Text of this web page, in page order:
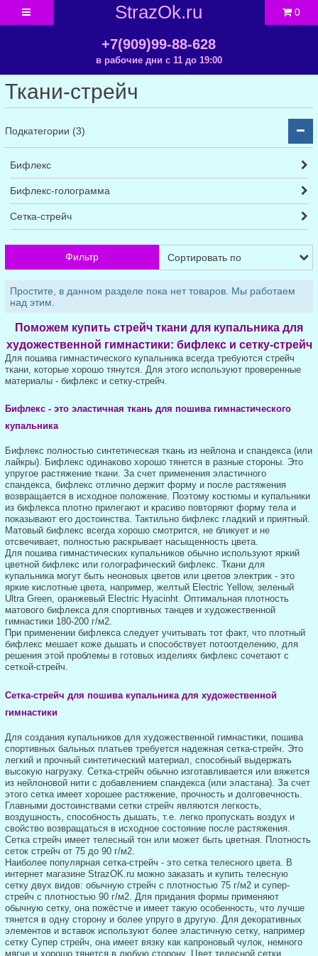
StrazOk.ru
+7(909)99-88-628
в рабочие дни с 11 до 19:00
0
Ткани-стрейч
Подкатегории (3)
Бифлекс
Бифлекс-голограмма
Сетка-стрейч
Фильтр
Простите, в данном разделе пока нет товаров. Мы работаем
над этим.
Поможем купить стрейч ткани для купальника для
художественной гимнастики: бифлекс и сетку-стрейч
Для пошива гимнастического купальника всегда требуются стрейч
ткани, которые хорошо тянутся. Для этого используют проверенные
материалы - бифлекс и сетку-стрейч.
Бифлекс - это эластичная ткань для пошива гимнастического
купальника
Бифлекс полностью синтетическая ткань из нейлона и спандекса (или
лайкры). Бифлекс одинаково хорошо тянется в разные стороны. Это
упругое растяжение ткани. За счет применения эластичного
спандекса, бифлекс отлично держит форму и после растяжения
возвращается в исходное положение. Поэтому костюмы и купальники
из бифлекса плотно прилегают и красиво повторяют форму тела и
показывают его достоинства. Тактильно бифлекс гладкий и приятный.
Матовый бифлекс всегда хорошо смотрится, не бликует и не
отсвечивает, полностью раскрывает насыщенность цвета.
Для пошива гимнастических купальников обычно используют яркий
цветной бифлекс или голографический бифлекс. Ткани для
купальника могут быть неоновых цветов или цветов электрик - это
яркие кислотные цвета, например, желтый Electric Yellow, зеленый
Ultra Green, оранжевый Electric Hyacinht. Оптимальная плотность
матового бифлекса для спортивных танцев и художественной
гимнастики 180-200 г/м2.
При применении бифлекса следует учитывать тот факт, что плотный
бифлекс мешает коже дышать и способствует потоотделению, для
решения этой проблемы в готовых изделиях бифлекс сочетают с
сеткой-стрейч.
Сетка-стрейч для пошива купальника для художественной
гимнастики
Для создания купальников для художественной гимнастики, пошива
спортивных бальных платьев требуется надежная сетка-стрейч. Это
легкий и прочный синтетический материал, способный выдержать
высокую нагрузку. Сетка-стрейч обычно изготавливается или вяжется
из нейлоновой нити с добавлением спандекса (или эластана). За счет
этого сетка имеет хорошее растяжение, прочность и долговечность.
Главными достоинствами сетки стрейч являются легкость,
воздушность, способность дышать, т.е. легко пропускать воздух и
свойство возвращаться в исходное состояние после растяжения.
Сетка стрейч имеет телесный тон или может быть цветная. Плотность
сеток стрейч от 75 до 90 г/м2.
Наиболее популярная сетка-стрейч - это сетка телесного цвета. В
интернет магазине StrazOK.ru можно заказать и купить телесную
сетку двух видов: обычную стрейч с плотностью 75 г/м2 и супер-
стрейч с плотностью 90 г/м2. Для придания формы применяют
обычную сетку, она пожёстче и имеет такую особенность, что лучше
тянется в одну сторону и более упруго в другую. Для декоративных
элементов и вставок используют более эластичную сетку, например
сетку Супер стрейч, она имеет вязку как капроновый чулок, немного
мягче и хорошо тянется в любую сторону. Цвет телесной сетки